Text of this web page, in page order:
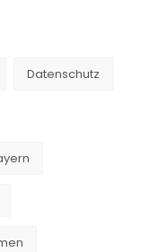
Datenschutz